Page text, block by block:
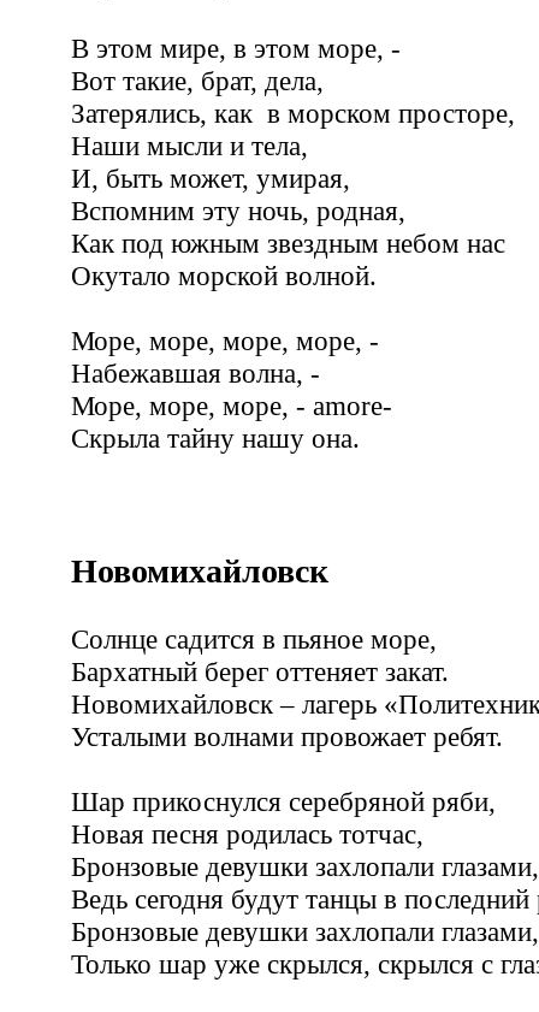
В этом мире, в этом море, -
Вот такие, брат, дела,
Затерялись, как в морском просторе,
Наши мысли и тела,
И, быть может, умирая,
Вспомним эту ночь, родная,
Как под южным звездным небом нас
Окутало морской волной.
Море, море, море, море, -
Набежавшая волна, -
Море, море, море, - amore-
Скрыла тайну нашу она.
Новомихайловск
Солнце садится в пьяное море,
Бархатный берег оттеняет закат.
Новомихайловск – лагерь
Усталыми волнами провожает ребят.
Шар прикоснулся серебряной ряби,
Новая песня родилась тотчас,
Бронзовые девушки захлопали глазами,
Ведь сегодня будут танцы в
Бронзовые девушки захлопали глазами,
Только шар уже скрылся, скрылся с